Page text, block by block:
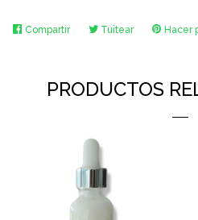
CompartirCompartirTuitearTuitearHacer
PRODUCTOS